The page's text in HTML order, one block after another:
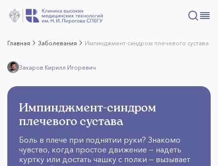
Главная Заболевания Импинджмент-синдром плечевого сустава
Захаров Кирилл Игоревич
Импинджмент-синдром
плечевого сустава
Боль в плече при поднятии руки? Знакомо
чувство, когда простое движение — надеть
куртку или достать чашку с полки — вызывает